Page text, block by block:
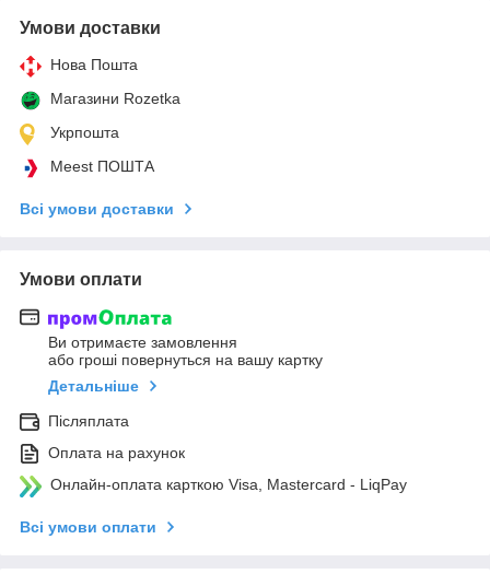
Умови доставки
Нова Пошта
Магазини Rozetka
Укрпошта
Meest ПОШТА
Всі умови доставки
Умови оплати
Ви отримаєте замовлення
або гроші повернуться на вашу картку
Детальніше
Післяплата
Оплата на рахунок
Онлайн-оплата карткою Visa, Mastercard - LiqPay
Всі умови оплати